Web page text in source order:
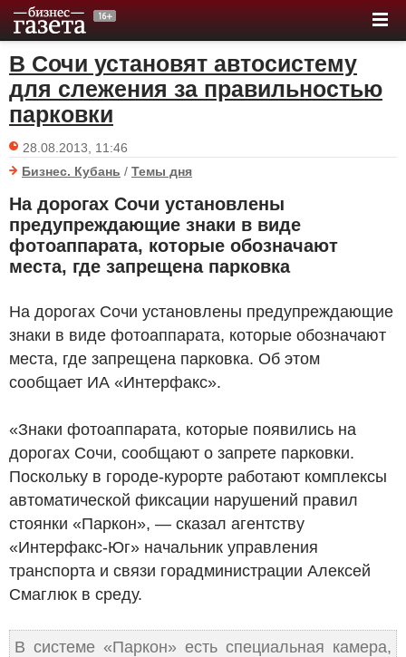
В Сочи установят автосистему
для слежения за правильностью
парковки
28.08.2013, 11:46
Бизнес. Кубань / Темы дня
На дорогах Сочи установлены
предупреждающие знаки в виде
фотоаппарата, которые обозначают
места, где запрещена парковка
На дорогах Сочи установлены предупреждающие
знаки в виде фотоаппарата, которые обозначают
места, где запрещена парковка. Об этом
сообщает ИА «Интерфакс».
«Знаки фотоаппарата, которые появились на
дорогах Сочи, сообщают о запрете парковки.
Поскольку в городе-курорте работают комплексы
автоматической фиксации нарушений правил
стоянки «Паркон», — сказал агентству
«Интерфакс-Юг» начальник управления
транспорта и связи горадминистрации Алексей
Смаглюк в среду.
В системе «Паркон» есть специальная камера,